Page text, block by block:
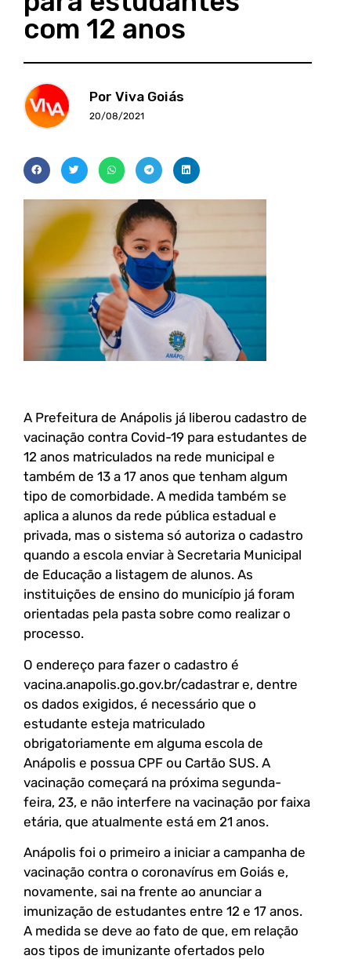
com 12 anos
Por Viva Goiás
20/08/2021
A Prefeitura de Anápolis já liberou cadastro de
vacinação contra Covid-19 para estudantes de
12 anos matriculados na rede municipal e
também de 13 a 17 anos que tenham algum
tipo de comorbidade. A medida também se
aplica a alunos da rede pública estadual e
privada, mas o sistema só autoriza o cadastro
quando a escola enviar à Secretaria Municipal
de Educação a listagem de alunos. As
instituições de ensino do município já foram
orientadas pela pasta sobre como realizar o
processo.
O endereço para fazer o cadastro é
vacina.anapolis.go.gov.br/cadastrar e, dentre
os dados exigidos, é necessário que o
estudante esteja matriculado
obrigatoriamente em alguma escola de
Anápolis e possua CPF ou Cartão SUS. A
vacinação começará na próxima segunda-
feira, 23, e não interfere na vacinação por faixa
etária, que atualmente está em 21 anos.
Anápolis foi o primeiro a iniciar a campanha de
vacinação contra o coronavírus em Goiás e,
novamente, sai na frente ao anunciar a
imunização de estudantes entre 12 e 17 anos.
A medida se deve ao fato de que, em relação
aos tipos de imunizante ofertados pelo